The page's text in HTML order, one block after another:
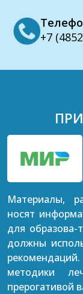
+7
Материалы,
носят
для образова-
должны
методики
прерогативой